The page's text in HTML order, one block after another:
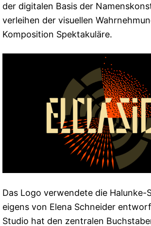
der digitalen Basis der
verleihen der visuellen
Komposition Spektakuläre.
Das Logo verwendete die
eigens von Elena Schneider
Studio hat den zentralen